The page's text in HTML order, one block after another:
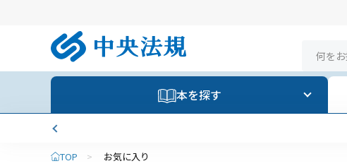
本を探す
TOP > お気に入り